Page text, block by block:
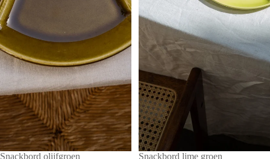
Snackbord olijfgroen
Snackbord lime groen